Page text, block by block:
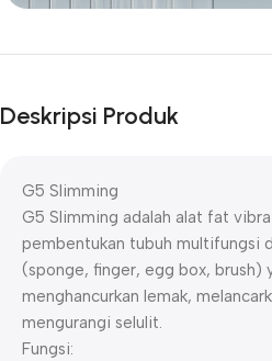
Deskripsi Produk
G5 Slimming
G5 Slimming adalah alat fat
pembentukan tubuh multifungsi
(sponge, finger, egg box, brush)
menghancurkan lemak,
mengurangi selulit.
Fungsi: